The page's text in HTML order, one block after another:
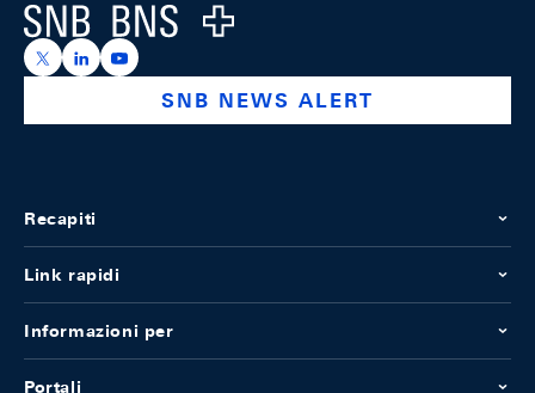
Logo
https://x.com/snb_bns
https://ch.linkedin.com/company/swiss-national-
https://www.youtube.com/@swissnationalbank
SNB NEWS ALERT
Recapiti
Link rapidi
Informazioni per
Portali